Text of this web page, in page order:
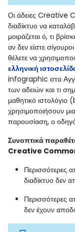
Οι άδειες Creative
διαδίκτυο να
μοιράζεται ό, τι
αν δεν είστε
θέλετε να
ελληνική
infographic στα
των αδειών και τι
μαθητικό
χρησιμοποιήσουν
παρουσίαση, ο
Συνοπτικά
Creative
Περισσότερες
διαδίκτυο δεν
Περισσότερες
δεν έχουν